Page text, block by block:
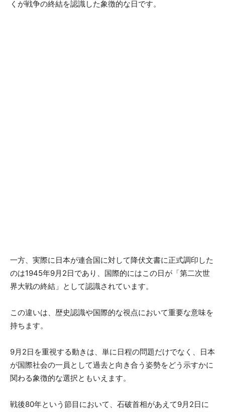
くが戦争の終結を認識した象徴的な日です。
一方、実際に日本が連合国に対して降伏文書に正式調印した
のは1945年9月2日であり、国際的にはこの日が「第二次世
界大戦の終結」として認識されています。
この違いは、歴史認識や国際的な視点において重要な意味を
持ちます。
9月2日を重視する動きは、単に日程の問題だけでなく、日本
が国際社会の一員として過去と向き合う姿勢をどう示すかに
関わる象徴的な選択ともいえます。
戦後80年という節目において、石破首相があえて9月2日に